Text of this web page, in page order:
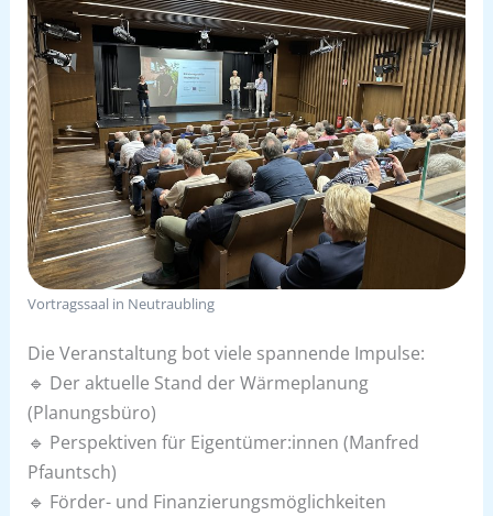
Vortragssaal in Neutraubling
Die Veranstaltung bot viele spannende Impulse:
🔹 Der aktuelle Stand der Wärmeplanung
(Planungsbüro)
🔹 Perspektiven für Eigentümer:innen (Manfred
Pfauntsch)
🔹 Förder- und Finanzierungsmöglichkeiten